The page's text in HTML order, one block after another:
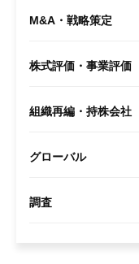
M&A・戦略策定
株式評価・事業評価
組織再編・持株会社
グローバル
調査